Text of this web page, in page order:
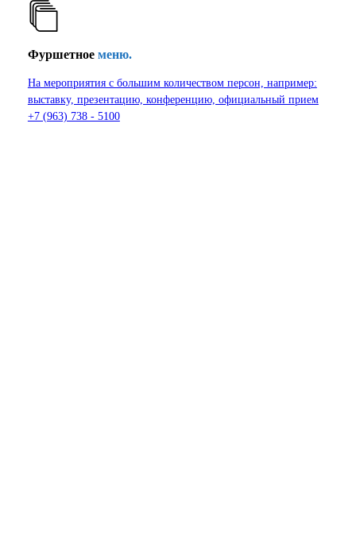
Фуршетноеменю.
На мероприятия с большим количеством персон, например:
выставку, презентацию, конференцию, официальный прием
+7 (963) 738 - 5100